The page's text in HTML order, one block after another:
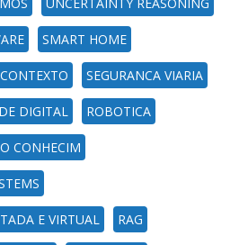
SMART HOME
SEGURANCA VIARIA
DIGITAL ROBOTICA
CONHECIM
E VIRTUAL RAG